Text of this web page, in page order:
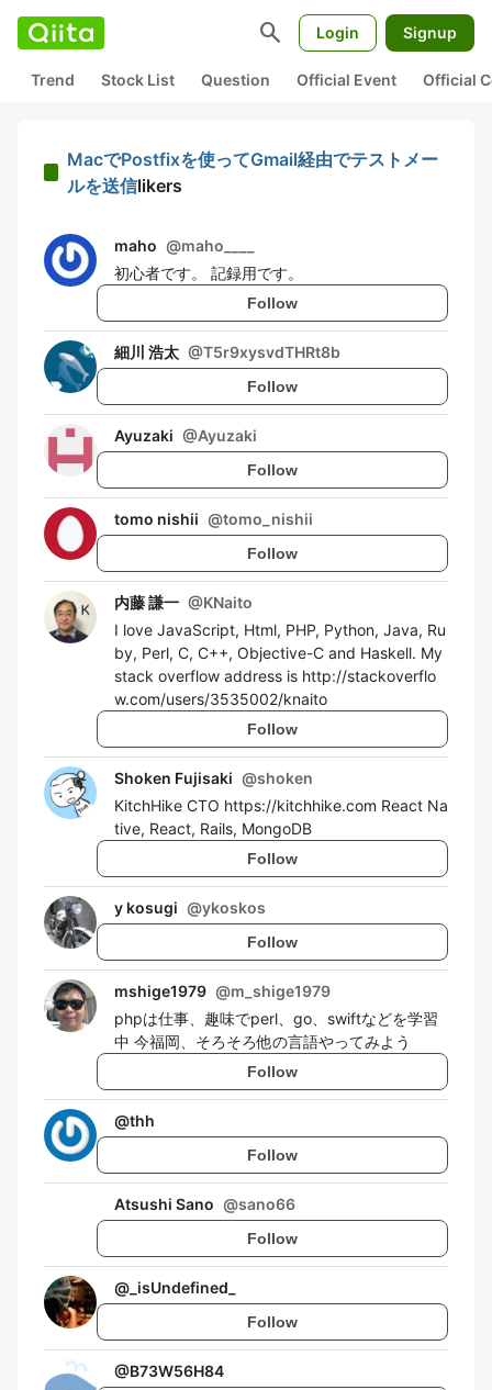
search Login Signup
Trend Stock List Question Official Event Official
MacでPostfixを使ってGmail経由でテストメー
ルを送信likers
maho @maho____
初心者です。 記録用です。
Follow
細川 浩太 @T5r9xysvdTHRt8b
Follow
Ayuzaki @Ayuzaki
Follow
tomo nishii @tomo_nishii
Follow
内藤 謙一 @KNaito
I love JavaScript, Html, PHP, Python, Java, Ru
by, Perl, C, C++, Objective-C and Haskell. My
stack overflow address is http://stackoverflo
w.com/users/3535002/knaito
Follow
Shoken Fujisaki @shoken
KitchHike CTO https://kitchhike.com React Na
tive, React, Rails, MongoDB
Follow
y kosugi @ykoskos
Follow
mshige1979 @m_shige1979
phpは仕事、趣味でperl、go、swiftなどを学習
中 今福岡、そろそろ他の言語やってみよう
Follow
@thh
Follow
Atsushi Sano @sano66
Follow
@ _isUndefined_
Follow
@B73W56H84